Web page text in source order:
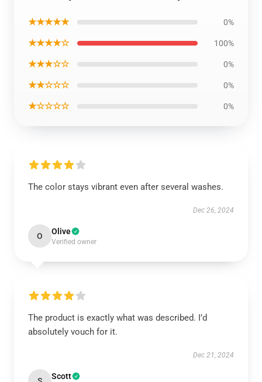
★★★★★ 0%
★★★★☆ 100%
★★★☆☆ 0%
★★☆☆☆ 0%
★☆☆☆☆ 0%
The color stays vibrant even after several washes.
Dec 26, 2024
O Olive
Verified owner
The product is exactly what was described. I’d
absolutely vouch for it.
Dec 21, 2024
Scott